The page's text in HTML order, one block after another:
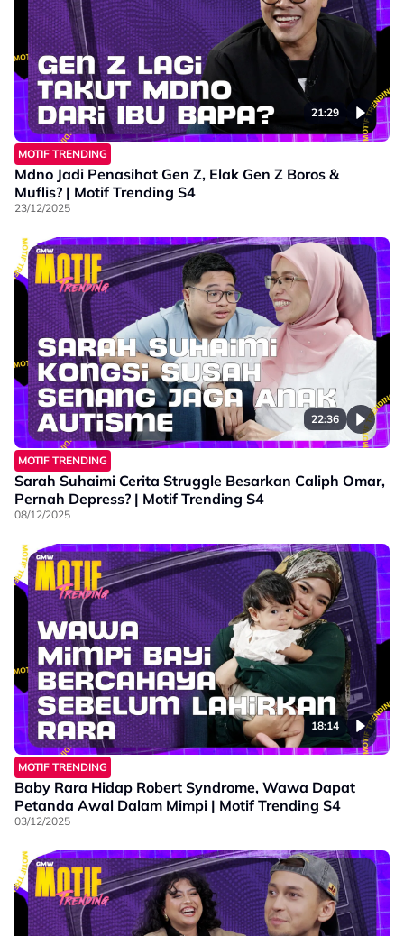
21:29
MOTIF TRENDING
Mdno Jadi Penasihat Gen Z, Elak Gen Z Boros &
Muflis? | Motif Trending S4
23/12/2025
22:36
MOTIF TRENDING
Sarah Suhaimi Cerita Struggle Besarkan Caliph Omar,
Pernah Depress? | Motif Trending S4
08/12/2025
18:14
MOTIF TRENDING
Baby Rara Hidap Robert Syndrome, Wawa Dapat
Petanda Awal Dalam Mimpi | Motif Trending S4
03/12/2025